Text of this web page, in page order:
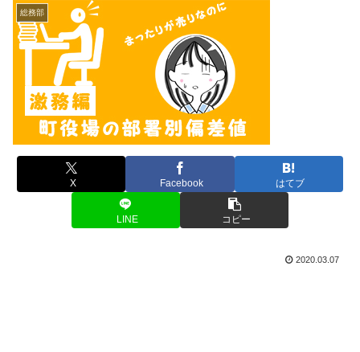
総務部
X Facebook はてブ
LINE コピー
2020.03.07